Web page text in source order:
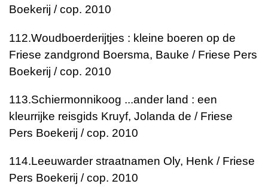
Boekerij / cop. 2010
112.Woudboerderijtjes : kleine boeren op de
Friese zandgrond Boersma, Bauke / Friese Pers
Boekerij / cop. 2010
113.Schiermonnikoog ...ander land : een
kleurrijke reisgids Kruyf, Jolanda de / Friese
Pers Boekerij / cop. 2010
114.Leeuwarder straatnamen Oly, Henk / Friese
Pers Boekerij / cop. 2010